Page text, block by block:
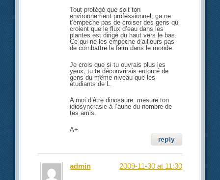
Tout protégé que soit ton
environnement professionnel, ça ne
t’empeche pas de croiser des gens qui
croient que le flux d’eau dans les
plantes est dirigé du haut vers le bas.
Ce qui ne les empeche d’ailleurs pas
de combattre la faim dans le monde.
Je crois que si tu ouvrais plus les
yeux, tu te découvrirais entouré de
gens du même niveau que les
étudiants de L.
A moi d’être dinosaure: mesure ton
idiosyncrasie à l’aune du nombre de
tes amis.
A+
reply
admin 2009-11-30 at 11:30